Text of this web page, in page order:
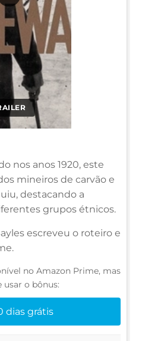
nos anos 1920, este
mineiros de carvão e
destacando a
grupos étnicos.
escreveu o roteiro e
no Amazon Prime, mas
usar o bônus:
dias grátis